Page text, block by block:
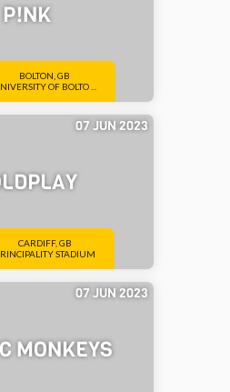
P!NK
BOLTON, GB
OF BOLTO ...
07 JUN 2023
CARDIFF, GB
STADIUM
07 JUN 2023
MONKEYS